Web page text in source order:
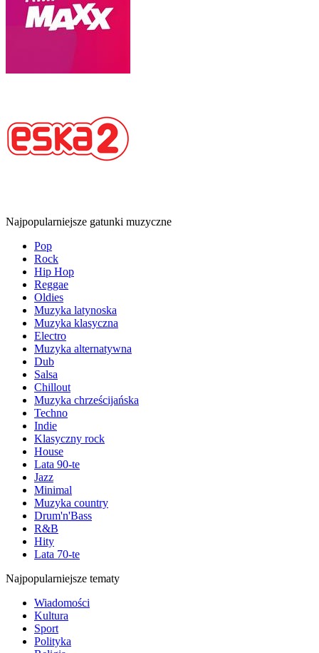
Najpopularniejsze gatunki muzyczne
Pop
Rock
Hip Hop
Reggae
Oldies
Muzyka latynoska
Muzyka klasyczna
Electro
Muzyka alternatywna
Dub
Salsa
Chillout
Muzyka chrześcijańska
Techno
Indie
Klasyczny rock
House
Lata 90-te
Jazz
Minimal
Muzyka country
Drum'n'Bass
R&B
Hity
Lata 70-te
Najpopularniejsze tematy
Wiadomości
Kultura
Sport
Polityka